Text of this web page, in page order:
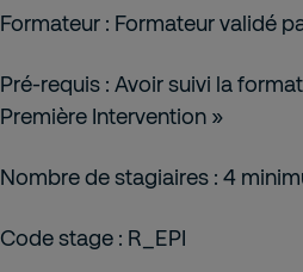
Formateur : Formateur validé
Pré-requis : Avoir suivi la
Première Intervention »
Nombre de stagiaires : 4
Code stage : R_EPI